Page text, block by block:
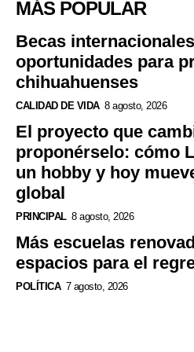
MÁS POPULAR
Becas
oportunidades para
chihuahuenses
CALIDAD DE VIDA 8 agosto, 2026
El proyecto que
proponérselo: cómo
un hobby y hoy
global
PRINCIPAL 8 agosto, 2026
Más escuelas
espacios para el
POLÍTICA 7 agosto, 2026